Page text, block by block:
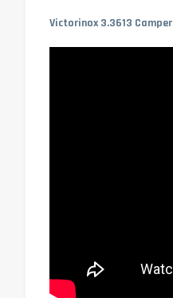
Victorinox 3.3613 Camper